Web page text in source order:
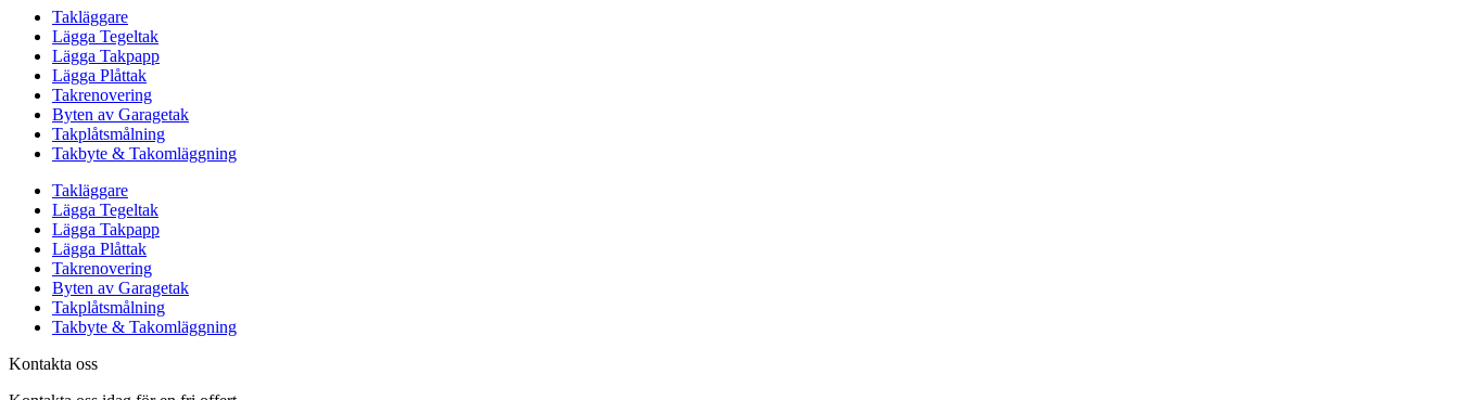
Takläggare
Lägga Tegeltak
Lägga Takpapp
Lägga Plåttak
Takrenovering
Byten av Garagetak
Takplåtsmålning
Takbyte & Takomläggning
Takläggare
Lägga Tegeltak
Lägga Takpapp
Lägga Plåttak
Takrenovering
Byten av Garagetak
Takplåtsmålning
Takbyte & Takomläggning
Kontakta oss